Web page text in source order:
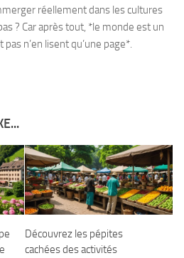
réellement dans les cultures
? Car après tout, *le monde est un
n’en lisent qu’une page*.
Découvrez les pépites
cachées des activités